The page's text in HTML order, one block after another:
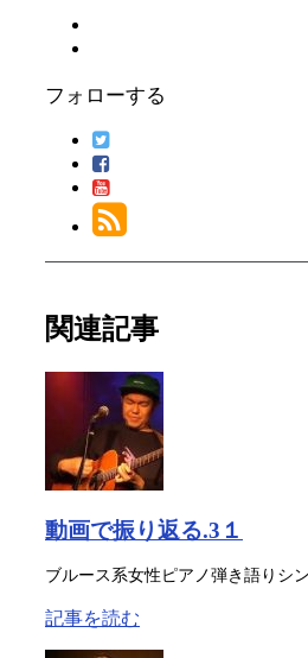
フォローする
関連記事
動画で振り返る.3１
ブルース系女性ピアノ弾き語りシ
記事を読む